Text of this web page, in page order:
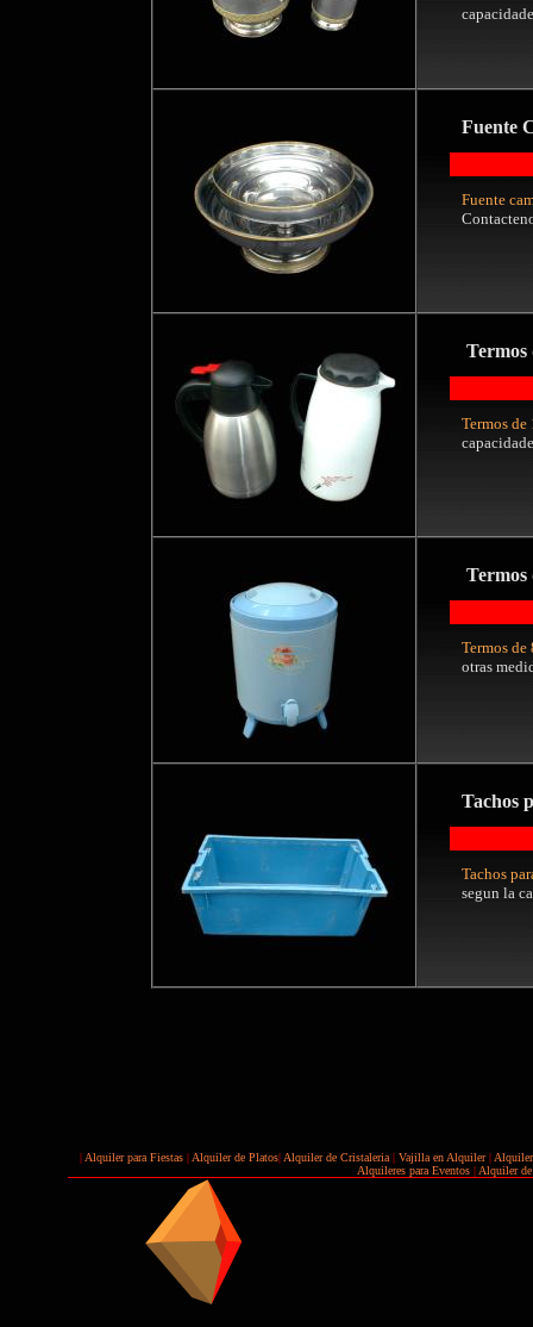
Fuente
Fuente
Termos
Termos
Termos de
otras
Tachos
Tachos
segun la
| Alquiler para Fiestas | Alquiler de Platos| Alquiler de Cristaleria | Vajilla en Alquiler|
Alquileres para Eventos | Alquiler